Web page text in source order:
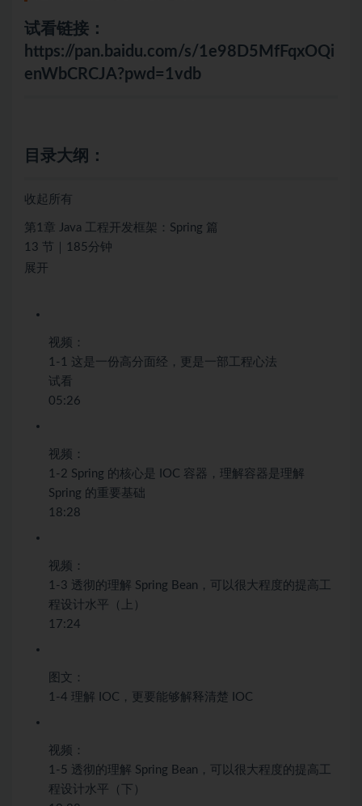
试看链接：
https://pan.baidu.com/s/1e98D5MfFqxOQi
enWbCRCJA?pwd=1vdb
目录大纲：
收起所有
第1章 Java 工程开发框架：Spring 篇
13 节｜185分钟
展开
视频：
1-1 这是一份高分面经，更是一部工程心法
试看
05:26
视频：
1-2 Spring 的核心是 IOC 容器，理解容器是理解
Spring 的重要基础
18:28
视频：
1-3 透彻的理解 Spring Bean，可以很大程度的提高工
程设计水平（上）
17:24
图文：
1-4 理解 IOC，更要能够解释清楚 IOC
视频：
1-5 透彻的理解 Spring Bean，可以很大程度的提高工
程设计水平（下）